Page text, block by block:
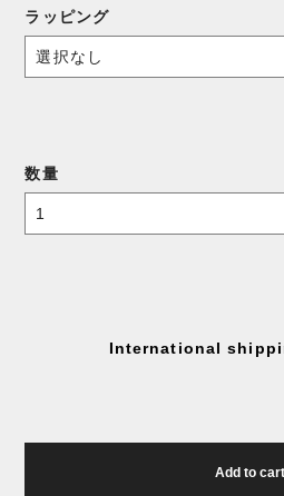
ラッピング
数量
International
Add to cart